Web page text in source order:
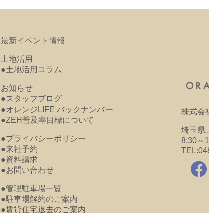
最新イベント情報
土地活用
●土地活用コラム
お知らせ
●スタッフブログ
●オレンジLIFE バックナンバー
●ZEH普及率目標について
●プライバシーポリシー
●来社予約
●資料請求
●お問い合わせ
●管理駐車場一覧
●駐車場解約のご案内
●賃貸住宅退去のご案内
株式会
埼玉県
8:30～